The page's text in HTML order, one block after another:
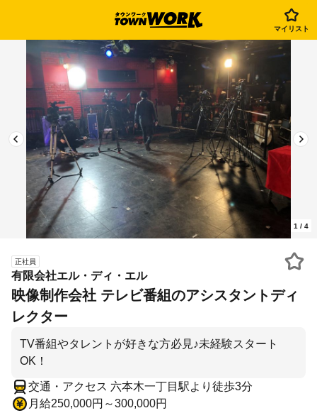
マイリスト
1 / 4
正社員
有限会社エル・ディ・エル
映像制作会社 テレビ番組のアシスタントディ
レクター
TV番組やタレントが好きな方必見♪未経験スタート
OK！
交通・アクセス 六本木一丁目駅より徒歩3分
月給250,000円～300,000円